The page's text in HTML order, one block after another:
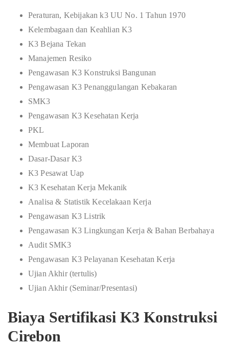
Peraturan, Kebijakan k3 UU No. 1 Tahun 1970
Kelembagaan dan Keahlian K3
K3 Bejana Tekan
Manajemen Resiko
Pengawasan K3 Konstruksi Bangunan
Pengawasan K3 Penanggulangan Kebakaran
SMK3
Pengawasan K3 Kesehatan Kerja
PKL
Membuat Laporan
Dasar-Dasar K3
K3 Pesawat Uap
K3 Kesehatan Kerja Mekanik
Analisa & Statistik Kecelakaan Kerja
Pengawasan K3 Listrik
Pengawasan K3 Lingkungan Kerja & Bahan Berbahaya
Audit SMK3
Pengawasan K3 Pelayanan Kesehatan Kerja
Ujian Akhir (tertulis)
Ujian Akhir (Seminar/Presentasi)
Biaya Sertifikasi K3 Konstruksi
Cirebon